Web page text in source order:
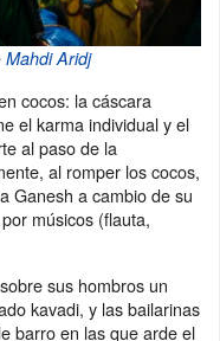
Mahdi Aridj
cocos: la cáscara
el karma individual y el
al paso de la
al romper los cocos,
Ganesh a cambio de su
músicos (flauta,
sus hombros un
kavadi, y las bailarinas
barro en las que arde el